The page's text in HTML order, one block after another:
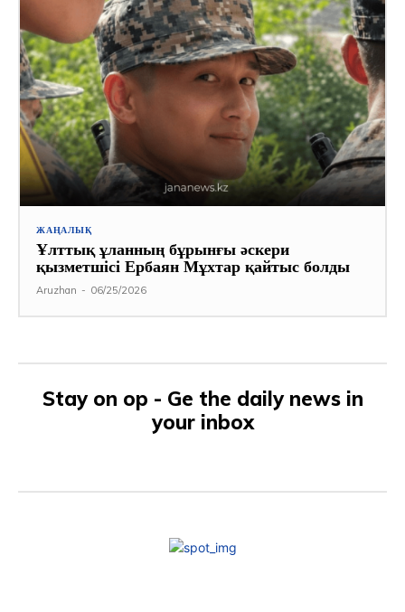
ЖАҢАЛЫҚ
Ұлттық ұланның бұрынғы әскери
қызметшісі Ербаян Мұхтар қайтыс болды
Aruzhan - 06/25/2026
Stay on op - Ge the daily news in
your inbox